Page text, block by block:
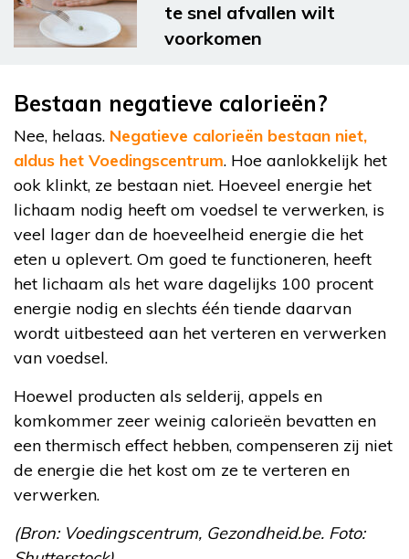
te snel afvallen wilt
voorkomen
Bestaan negatieve calorieën?
Nee, helaas. Negatieve calorieën bestaan niet,
aldus het Voedingscentrum. Hoe aanlokkelijk het
ook klinkt, ze bestaan niet. Hoeveel energie het
lichaam nodig heeft om voedsel te verwerken, is
veel lager dan de hoeveelheid energie die het
eten u oplevert. Om goed te functioneren, heeft
het lichaam als het ware dagelijks 100 procent
energie nodig en slechts één tiende daarvan
wordt uitbesteed aan het verteren en verwerken
van voedsel.
Hoewel producten als selderij, appels en
komkommer zeer weinig calorieën bevatten en
een thermisch effect hebben, compenseren zij niet
de energie die het kost om ze te verteren en
verwerken.
(Bron: Voedingscentrum, Gezondheid.be. Foto: